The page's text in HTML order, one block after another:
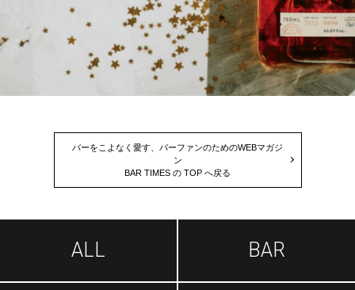
バーをこよなく愛す、バーファンのためのWEBマガジ
ン
BAR TIMES の TOP へ戻る
ALL BAR